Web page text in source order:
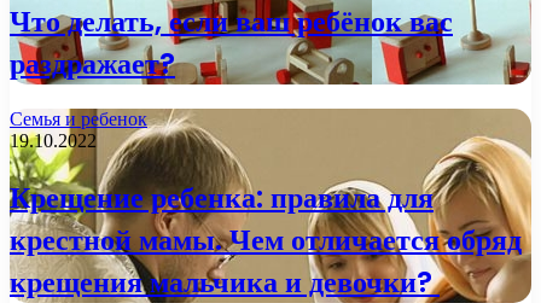
Что делать, если ваш ребёнок вас
раздражает?
Семья и ребенок
19.10.2022
Крещение ребенка: правила для
крестной мамы. Чем отличается обряд
крещения мальчика и девочки?